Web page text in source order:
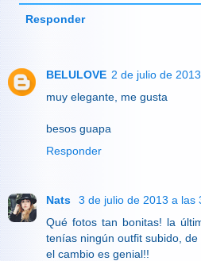
Responder
BELULOVE 2 de julio de
muy elegante, me gusta
besos guapa
Responder
Nats
3 de julio de 2013 a las
Qué fotos tan bonitas! la
tenías ningún outfit subido,
el cambio es genial!!